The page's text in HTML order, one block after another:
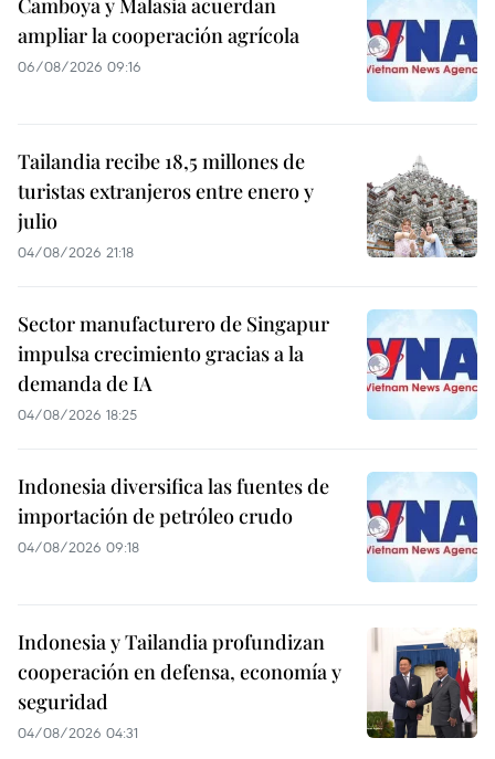
Camboya y Malasia acuerdan
ampliar la cooperación agrícola
06/08/2026 09:16
Tailandia recibe 18,5 millones de
turistas extranjeros entre enero y
julio
04/08/2026 21:18
Sector manufacturero de Singapur
impulsa crecimiento gracias a la
demanda de IA
04/08/2026 18:25
Indonesia diversifica las fuentes de
importación de petróleo crudo
04/08/2026 09:18
Indonesia y Tailandia profundizan
cooperación en defensa, economía y
seguridad
04/08/2026 04:31